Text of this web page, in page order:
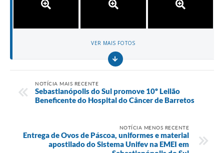
VER MAIS FOTOS
NOTÍCIA MAIS RECENTE
Sebastianópolis do Sul promove 10º Leilão
Beneficente do Hospital do Câncer de Barretos
NOTÍCIA MENOS RECENTE
Entrega de Ovos de Páscoa, uniformes e material
apostilado do Sistema Unifev na EMEI em